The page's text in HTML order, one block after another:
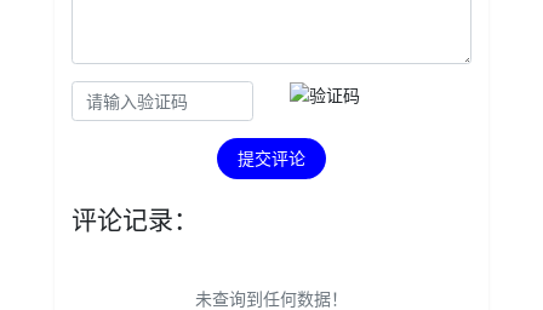
提交评论
评论记录：
未查询到任何数据！